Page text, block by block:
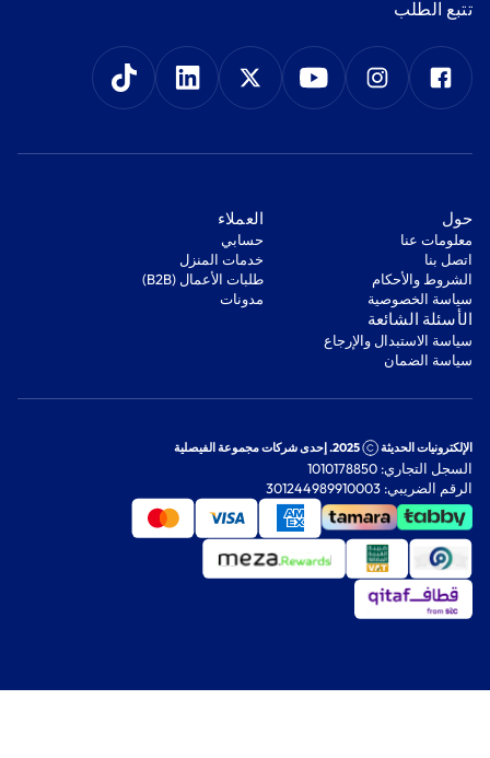
‫تتبع الطلب‬
‫حول‬
معلومات عنا
اتصل بنا
‫الشروط والأحكام‬
‫سياسة الخصوصية‬
‫العملاء‬
‫حسابي‬
‫خدمات المنزل‬
‫طلبات الأعمال (B2B)‬
مدونات
‫الأسئلة الشائعة‬
‫سياسة الاستبدال والإرجاع‬
‫سياسة الضمان‬
الإلكترونيات الحديثة 2025. إحدى شركات مجموعة الفيصلية
السجل التجاري: 1010178850
الرقم الضريبي: 301244989910003